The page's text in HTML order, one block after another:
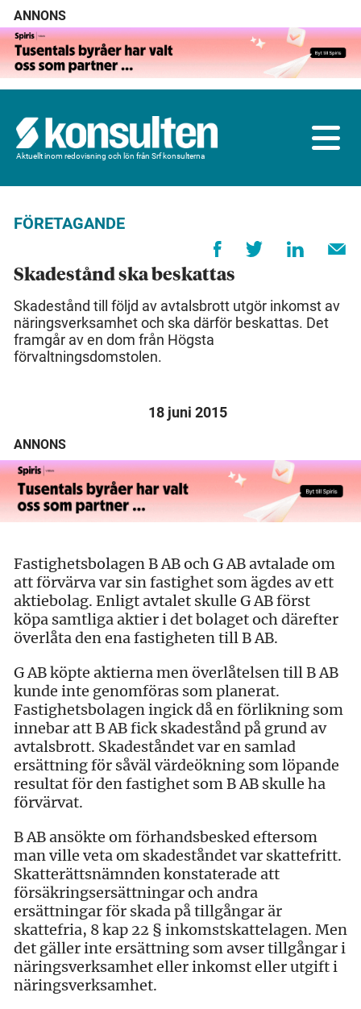
ANNONS
Aktuellt inom redovisning och lön från Srf konsulterna
FÖRETAGANDE
Skadestånd ska beskattas
Skadestånd till följd av avtalsbrott utgör inkomst av
näringsverksamhet och ska därför beskattas. Det
framgår av en dom från Högsta
förvaltningsdomstolen.
18 juni 2015
ANNONS
Fastighetsbolagen B AB och G AB avtalade om
att förvärva var sin fastighet som ägdes av ett
aktiebolag. Enligt avtalet skulle G AB först
köpa samtliga aktier i det bolaget och därefter
överlåta den ena fastigheten till B AB.
G AB köpte aktierna men överlåtelsen till B AB
kunde inte genomföras som planerat.
Fastighetsbolagen ingick då en förlikning som
innebar att B AB fick skadestånd på grund av
avtalsbrott. Skadeståndet var en samlad
ersättning för såväl värdeökning som löpande
resultat för den fastighet som B AB skulle ha
förvärvat.
B AB ansökte om förhandsbesked eftersom
man ville veta om skadeståndet var skattefritt.
Skatterättsnämnden konstaterade att
försäkringsersättningar och andra
ersättningar för skada på tillgångar är
skattefria, 8 kap 22 § inkomstskattelagen. Men
det gäller inte ersättning som avser tillgångar i
näringsverksamhet eller inkomst eller utgift i
näringsverksamhet.